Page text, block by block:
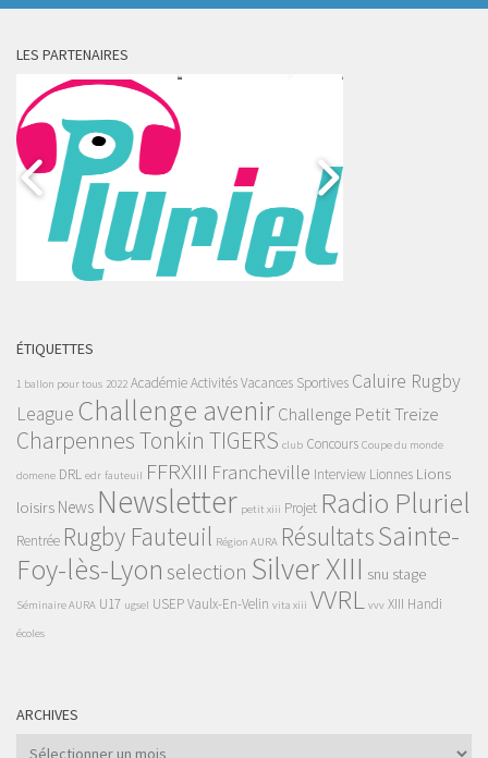
LES PARTENAIRES
ÉTIQUETTES
1 ballon pour tous 2022 AcadémieActivités Vacances Sportives Caluire Rugby
League Challenge avenirChallenge Petit Treize
Charpennes Tonkin TIGERS club Concours Coupe du monde
domene DRL edr fauteuil FFRXIII Francheville Interview Lionnes Lions
loisirs News Newsletter petit xiii Projet Radio Pluriel
Rentrée Rugby Fauteuil Région AURA RésultatsSainte-
Foy-lès-Lyon selection Silver XIII snu stage
Séminaire AURA U17 ugsel USEPVaulx-En-Velin vita xiii VVRL vvv XIII Handi
écoles
ARCHIVES
Archives